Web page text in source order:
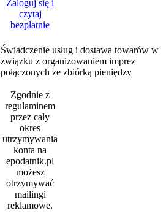
Zaloguj się i
czytaj
bezpłatnie
Świadczenie usług i dostawa towarów w
związku z organizowaniem imprez
połączonych ze zbiórką pieniędzy
Zgodnie z
regulaminem
przez cały
okres
utrzymywania
konta na
epodatnik.pl
możesz
otrzymywać
mailingi
reklamowe.